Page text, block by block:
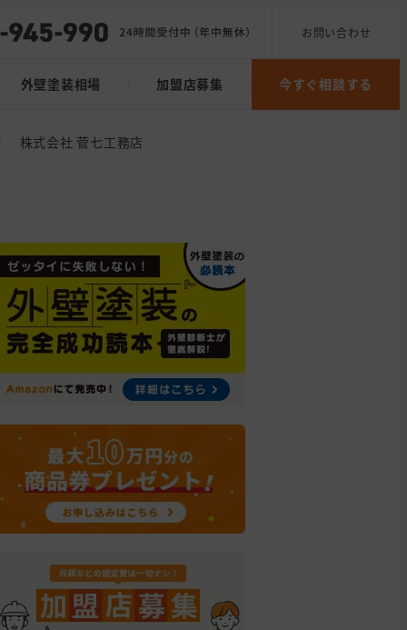
お問い合わせ
外壁塗装相場 加盟店募集 今すぐ相談する
株式会社 菅七工務店